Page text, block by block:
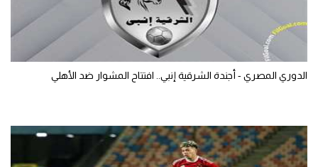
الدوري المصري - أجندة الشرقية إنبي.. افتتاح المشوار ضد الأهلي